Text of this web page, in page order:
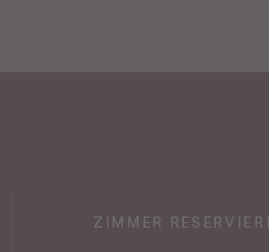
ZIMMER